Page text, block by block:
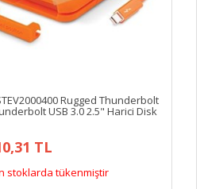
Rugged Thunderbolt
USB 3.0 2.5" Harici Disk
TL
stoklarda tükenmiştir